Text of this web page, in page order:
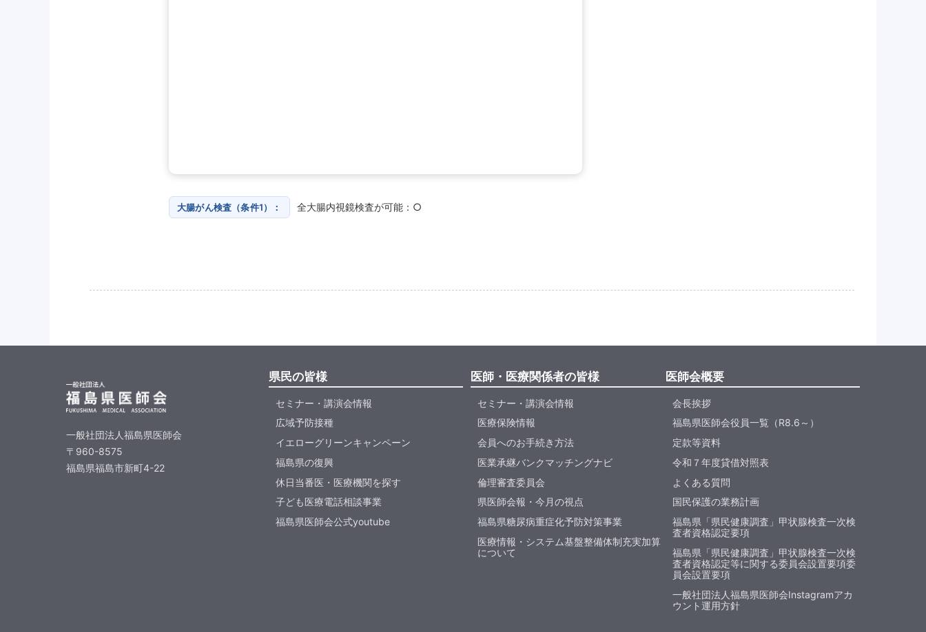
大腸がん検査（条件1）： 全大腸内視鏡検査が可能：○
一般社団法人福島県医師会
〒960-8575
福島県福島市新町4-22
県民の皆様
セミナー・講演会情報
広域予防接種
イエローグリーンキャンペーン
福島県の復興
休日当番医・医療機関を探す
子ども医療電話相談事業
福島県医師会公式youtube
医師・医療関係者の皆様
セミナー・講演会情報
医療保険情報
会員へのお手続き方法
医業承継バンクマッチングナビ
倫理審査委員会
県医師会報・今月の視点
福島県糖尿病重症化予防対策事業
医療情報・システム基盤整備体制充実加算
について
医師会概要
会長挨拶
福島県医師会役員一覧（R8.6～）
定款等資料
令和７年度貸借対照表
よくある質問
国民保護の業務計画
福島県「県民健康調査」甲状腺検査一次検
査者資格認定要項
福島県「県民健康調査」甲状腺検査一次検
査者資格認定等に関する委員会設置要項委
員会設置要項
一般社団法人福島県医師会Instagramアカ
ウント運用方針